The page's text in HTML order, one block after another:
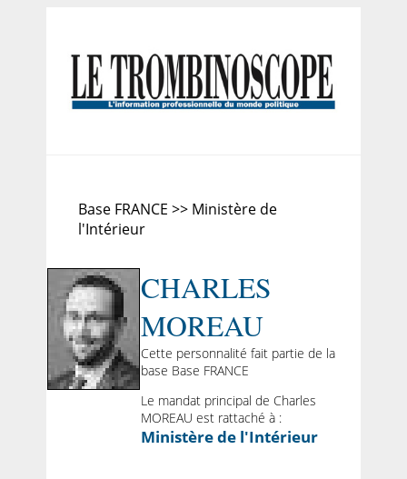
Base FRANCE >> Ministère de
l'Intérieur
CHARLES
MOREAU
Cette personnalité fait partie de la
base Base FRANCE
Le mandat principal de Charles
MOREAU est rattaché à :
Ministère de l'Intérieur